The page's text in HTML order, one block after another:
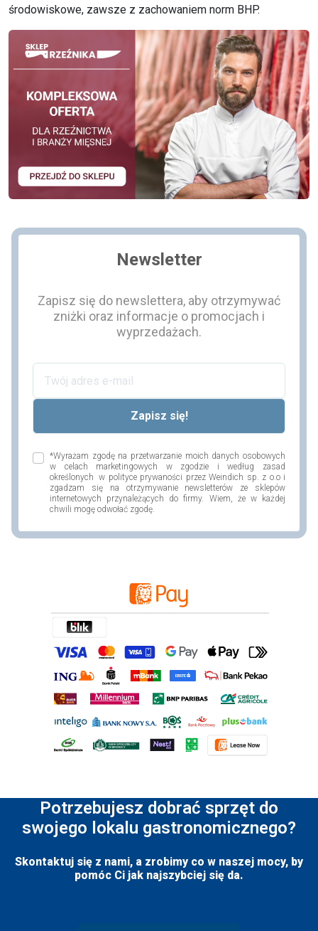
środowiskowe, zawsze z zachowaniem norm BHP.
Newsletter
Zapisz się do newslettera, aby otrzymywać
zniżki oraz informacje o promocjach i
wyprzedażach.
*Wyrażam zgodę na przetwarzanie moich danych osobowych
w celach marketingowych w zgodzie i według zasad
określonych w polityce prywaności przez Weindich sp. z o.o i
zgadzam się na otrzymywanie newsletterów ze sklepów
internetowych przynależących do firmy. Wiem, że w każdej
chwili mogę odwołać zgodę.
Potrzebujesz dobrać sprzęt do
swojego lokalu gastronomicznego?
Skontaktuj się z nami, a zrobimy co w naszej mocy, by
pomóc Ci jak najszybciej się da.